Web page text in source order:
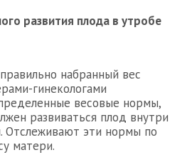
развития плода в утробе
набранный вес
гинекологами
весовые нормы,
развиваться плод внутри
Отслеживают эти нормы по
матери.